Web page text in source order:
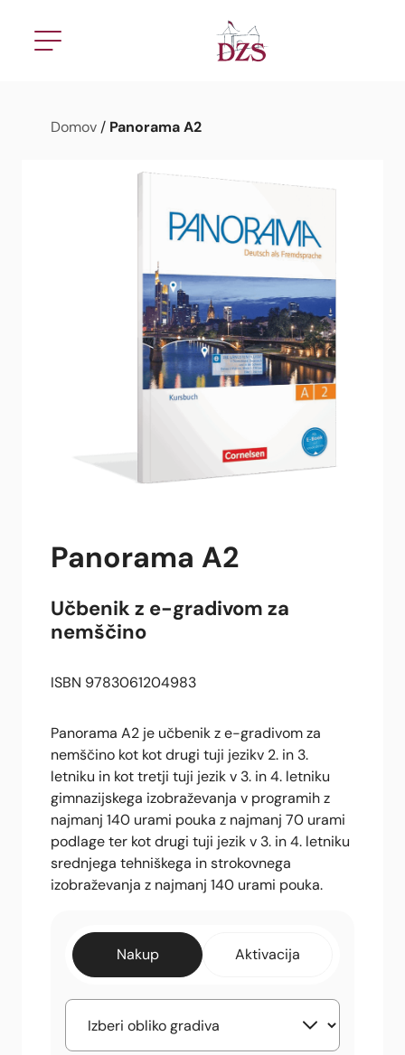
Domov / Panorama A2
Panorama A2
Učbenik z e-gradivom za
nemščino
ISBN 9783061204983
Panorama A2 je učbenik z e-gradivom za
nemščino kot kot drugi tuji jezikv 2. in 3.
letniku in kot tretji tuji jezik v 3. in 4. letniku
gimnazijskega izobraževanja v programih z
najmanj 140 urami pouka z najmanj 70 urami
podlage ter kot drugi tuji jezik v 3. in 4. letniku
srednjega tehniškega in strokovnega
izobraževanja z najmanj 140 urami pouka.
Nakup Aktivacija